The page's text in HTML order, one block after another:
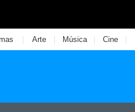
| Arte | Música | Cine |